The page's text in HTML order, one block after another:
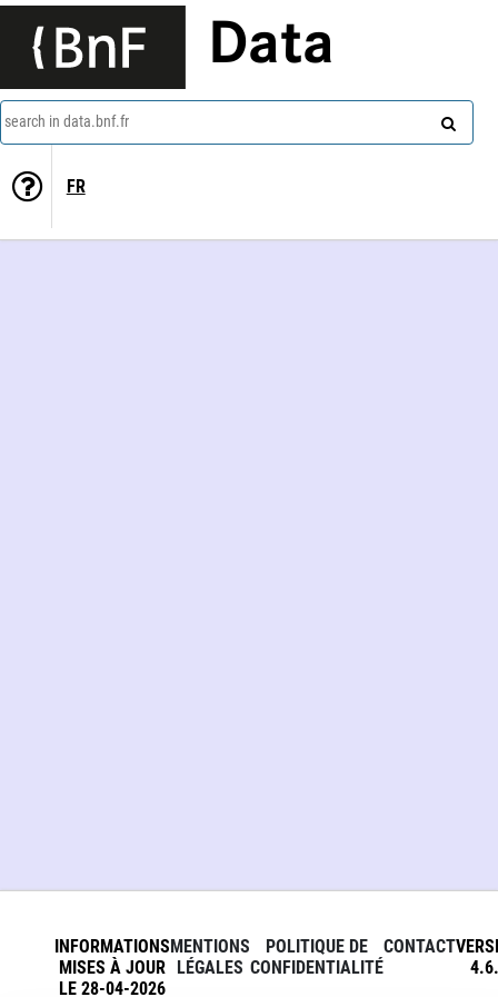
Data
search in data.bnf.fr
FR
INFORMATIONS
MISES À JOUR
LE 28-04-2026
MENTIONS
LÉGALES
POLITIQUE DE
CONFIDENTIALITÉ
CONTACT